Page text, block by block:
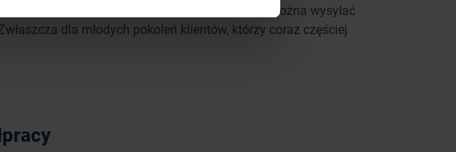
użyciu jego linków. Wiadomość z linkiem można wysyłać
dla młodych pokoleń klientów, którzy coraz częściej